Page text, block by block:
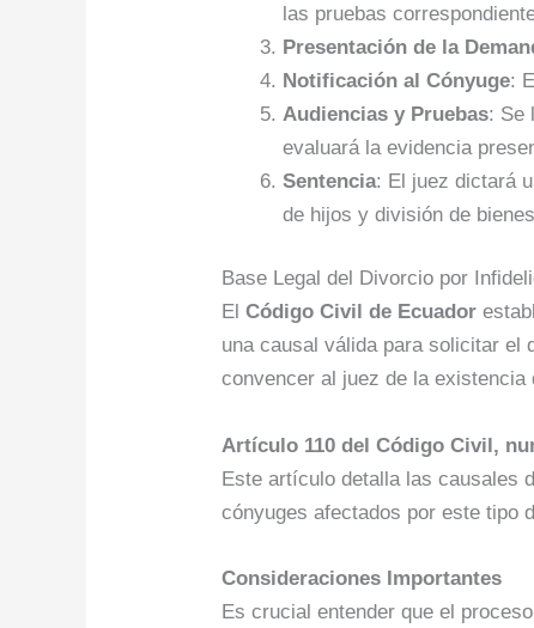
las pruebas
Presentación de la
Notificación al Cónyuge:
Audiencias y Pruebas: Se
evaluará la evidencia
Sentencia: El juez dictará
de hijos y división de
Base Legal del Divorcio por
ElCódigo Civil de Ecuador
una causal válida para solicitar el
convencer al juez de la existencia
Artículo 110 del Código Civil,
Este artículo detalla las causales
cónyuges afectados por este tipo
Consideraciones Importantes
Es crucial entender que el